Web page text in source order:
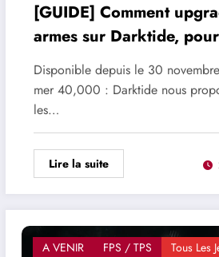
[GUIDE] Comment
armes sur Darktide,
fort au nom de
Disponible depuis le 30
mer 40,000 : Darktide nous
les…
Lire la suite
A VENIR FPS / TPS Tous Les